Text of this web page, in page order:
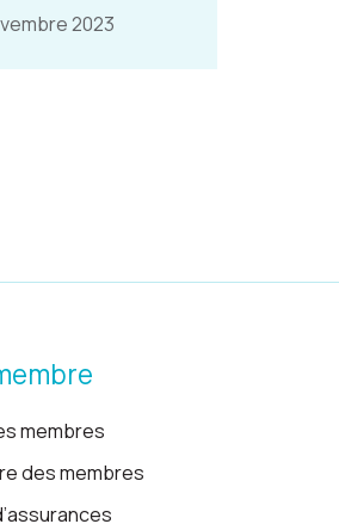
2023
membres
des membres